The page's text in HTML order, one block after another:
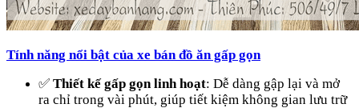
Tính năng nổi bật của xe bán đồ ăn gấp gọn
✅ Thiết kế gấp gọn linh hoạt: Dễ dàng gập lại và mở
ra chỉ trong vài phút, giúp tiết kiệm không gian lưu trữ